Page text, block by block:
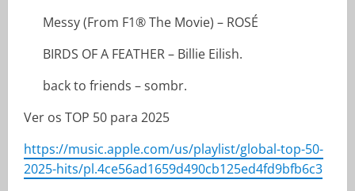
Messy (From F1® The Movie) – ROSÉ
BIRDS OF A FEATHER – Billie Eilish.
back to friends – sombr.
Ver os TOP 50 para 2025
https://music.apple.com/us/playlist/global-top-50-
2025-hits/pl.4ce56ad1659d490cb125ed4fd9bfb6c3